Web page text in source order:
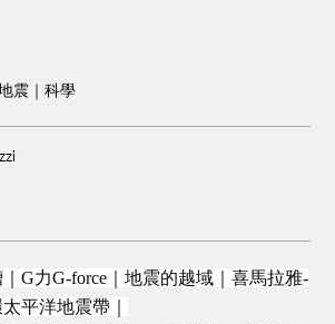
震｜科學
｜G力G-force｜地震的越域｜喜馬拉雅-
平洋地震帶｜